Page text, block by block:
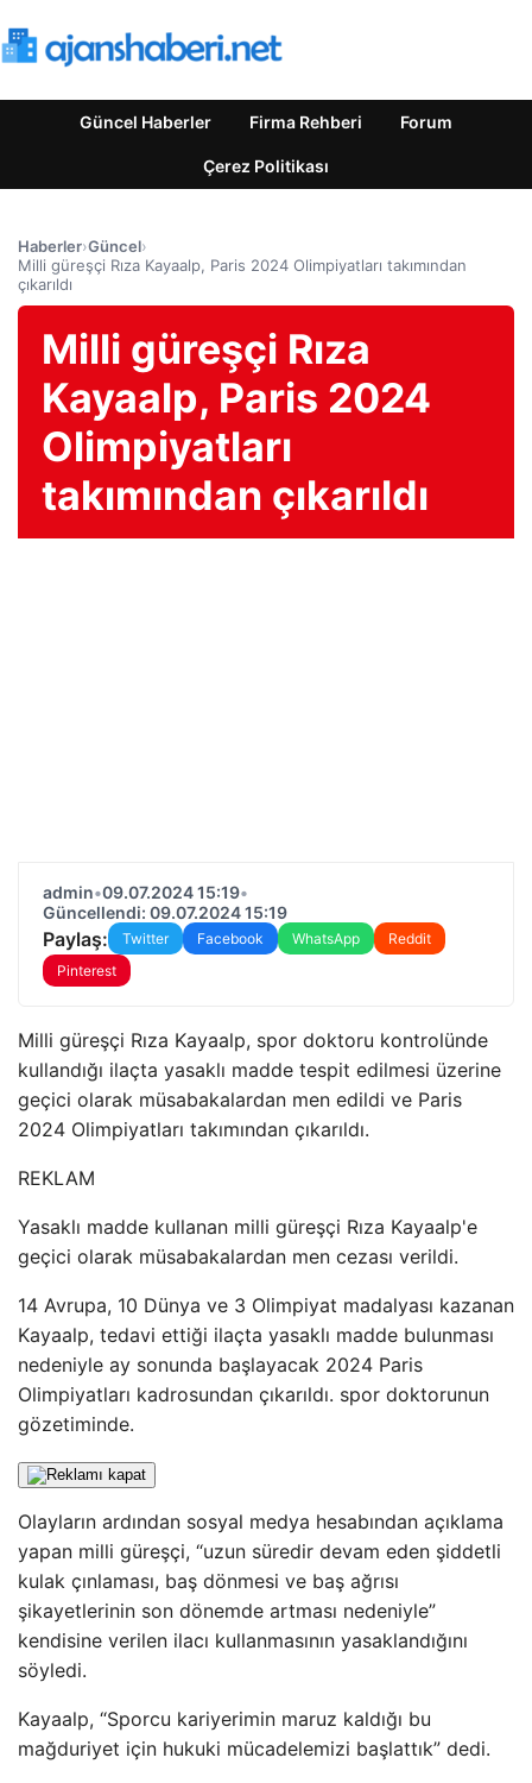
Güncel Haberler Firma Rehberi Forum
Çerez Politikası
Haberler›Güncel›
Milli güreşçi Rıza Kayaalp, Paris 2024 Olimpiyatları takımından
çıkarıldı
Milli güreşçi Rıza
Kayaalp, Paris 2024
Olimpiyatları
takımından çıkarıldı
admin•09.07.2024 15:19•
Güncellendi: 09.07.2024 15:19
Paylaş: Twitter Facebook WhatsApp
Reddit
Pinterest
Milli güreşçi Rıza Kayaalp, spor doktoru kontrolünde
kullandığı ilaçta yasaklı madde tespit edilmesi üzerine
geçici olarak müsabakalardan men edildi ve Paris
2024 Olimpiyatları takımından çıkarıldı.
REKLAM
Yasaklı madde kullanan milli güreşçi Rıza Kayaalp'e
geçici olarak müsabakalardan men cezası verildi.
14 Avrupa, 10 Dünya ve 3 Olimpiyat madalyası kazanan
Kayaalp, tedavi ettiği ilaçta yasaklı madde bulunması
nedeniyle ay sonunda başlayacak 2024 Paris
Olimpiyatları kadrosundan çıkarıldı. spor doktorunun
gözetiminde.
Olayların ardından sosyal medya hesabından açıklama
yapan milli güreşçi, “uzun süredir devam eden şiddetli
kulak çınlaması, baş dönmesi ve baş ağrısı
şikayetlerinin son dönemde artması nedeniyle”
kendisine verilen ilacı kullanmasının yasaklandığını
söyledi.
Kayaalp, “Sporcu kariyerimin maruz kaldığı bu
mağduriyet için hukuki mücadelemizi başlattık” dedi.